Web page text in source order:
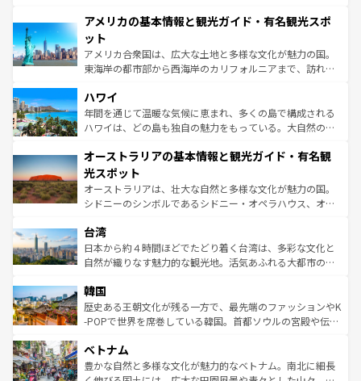
ンツ一覧を参照してほしい。
の建物がそのまま残る町や、スイスならではのユニークな
博物館もあり、アルプス観光だけでなく町歩きも満喫する
ことができる。国民の所得が高いため物価も高いが、旅行
者向けの交通パス提供のサービスもあり、うまく活用すれ
着のスイス情報は
アメリカの基本情報と観光ガイド・有名観光スポ
ット
アメリカ合衆国は、広大な土地と多様な文化が魅力の国。
東海岸の都市部から西海岸のカリフォルニアまで、訪れる
のような巨大都市は、観光、ショッピング、エンターテイ
ンメントが詰まった刺激的なスポットだ。一方、アメリカ
西部には大自然が広がり、グランドキャニオンやイエロー
部のニューオーリンズでは、音楽と美食が融合した独特の
文化が魅力。旅行者はアメリカの各地域で異なる魅力を楽
しみながら、その多様性と豊かな歴史を感じることができ
るだろう。車でのロードトリップや列車の旅も、アメリカ
情報は
ハワイ
年間を通じて温暖な気候に恵まれ、多くの島で構成される
ハワイは、どの島も独自の魅力をもっている。大自然の神
ワイ島は見逃せない。また、定番の観光地といえばオアフ
島だが、静かな自然を求めるならマウイ島やカウアイ島が
おすすめ。エメラルドグリーンに輝く海をはじめ、豊かな
文化や歴史が息づいている。「アロハスピリット」と呼ば
人々、おいしいローカルフードやハワイアンミュージッ
ク、伝統的なフラダンスなど、すべてがハワイの魅力を彩
っている。訪れるたびに新しい発見と感動が待っているハ
はコンテンツ一覧
オーストラリアの基本情報と観光ガイド・有名観
光スポット
オーストラリアは、壮大な自然と多様な文化が魅力の国。
シドニーのシンボルであるシドニー・オペラハウス、オー
リアリーフや大陸中央部にそびえるウルル（エアーズロッ
ク）、タスマニアの美しい原生林やケアンズの熱帯雨林な
ど、見どころがたくさん。また、カフェやワイン、オージ
いる。アクティビティも充実しており、サーフィンやダイ
ビング、ハイキングなど、アウトドア好きにはたまらな
い。オーストラリアの多彩な魅力を存分に味わいつくそ
参照してほしい。
台湾
日本から約４時間ほどでたどり着く台湾は、多彩な文化と
自然が織りなす魅力的な観光地。活気あふれる大都市の台
ン）、静ひつな山岳地帯である台湾東部など、都市の喧騒
と山間の静けさが共存しており、訪れる人に新しい発見と
驚きをもたらしてくれる。また、奥深い台湾の食文化も魅
容にもいいと評判のスイーツなど、バラエティ豊かな料理
が味わえる。 なお、新着の台湾情報は コンテンツ一覧を参
照してほしい。
韓国
歴史ある王朝文化が残る一方で、最先端のファッションやK
-POPで世界を席巻している韓国。首都ソウルの宮殿や伝統
き、地方に足を延ばせば四季折々の自然美を楽しむことが
できる。そして、キムチや焼肉、絶品のストリートフード
ベトナム
豊かな自然と多様な文化が魅力的なベトナム。南北に細長